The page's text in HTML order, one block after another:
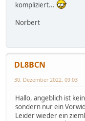
kompliziert...
Norbert
DL8BCN
30. Dezember 2022, 09:03
Hallo, angeblich ist
sondern nur ein
Leider wieder ein